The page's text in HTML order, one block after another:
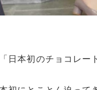
日本初のチョコレ